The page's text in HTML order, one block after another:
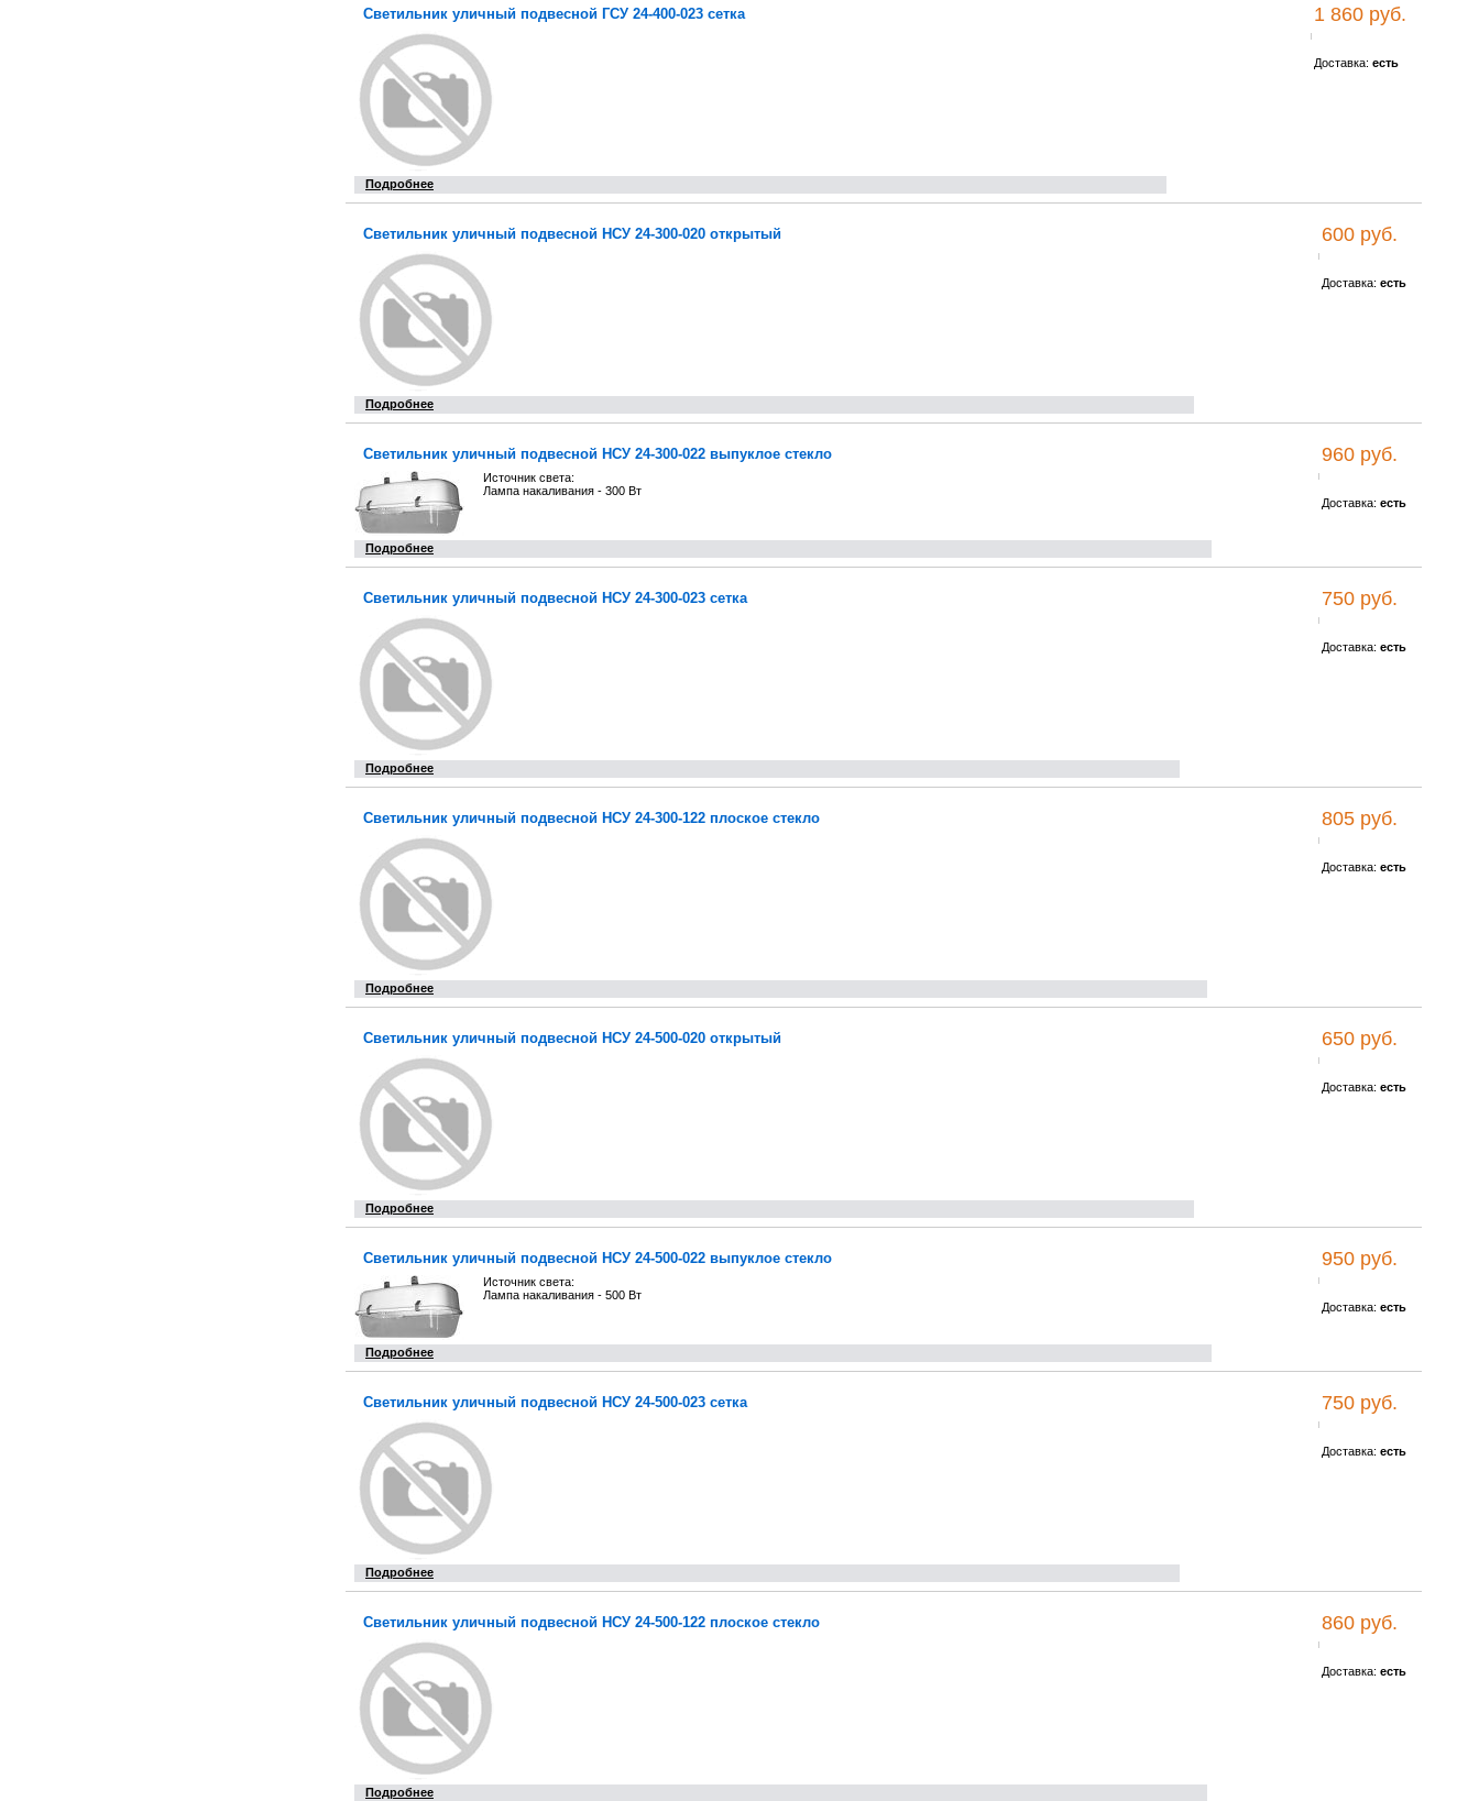
Светильник уличный подвесной ГСУ 24-400-023 сетка
Подробнее
1 860 руб.
Доставка: есть
Светильник уличный подвесной НСУ 24-300-020 открытый
Подробнее
600 руб.
Доставка: есть
Светильник уличный подвесной НСУ 24-300-022 выпуклое стекло
Источник света:
Лампа накаливания - 300 Вт
Подробнее
960 руб.
Доставка: есть
Светильник уличный подвесной НСУ 24-300-023 сетка
Подробнее
750 руб.
Доставка: есть
Светильник уличный подвесной НСУ 24-300-122 плоское стекло
Подробнее
805 руб.
Доставка: есть
Светильник уличный подвесной НСУ 24-500-020 открытый
Подробнее
650 руб.
Доставка: есть
Светильник уличный подвесной НСУ 24-500-022 выпуклое стекло
Источник света:
Лампа накаливания - 500 Вт
Подробнее
950 руб.
Доставка: есть
Светильник уличный подвесной НСУ 24-500-023 сетка
Подробнее
750 руб.
Доставка: есть
Светильник уличный подвесной НСУ 24-500-122 плоское стекло
Подробнее
860 руб.
Доставка: есть